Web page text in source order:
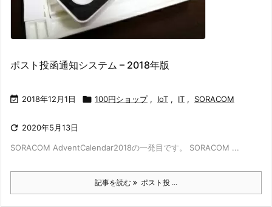
ポスト投函通知システム – 2018年版
 2018年12月1日  100円ショップ , IoT , IT , SORACOM
 2020年5月13日
SORACOM AdventCalendar2018の一発目です。 SORACOM ...
記事を読む ポスト投 ...